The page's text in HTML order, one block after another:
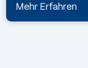
Mehr Erfahren